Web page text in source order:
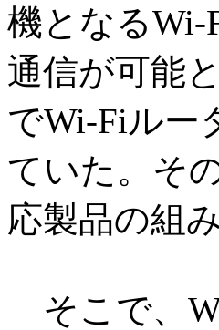
機となるWi-
通信が可能
でWi-Fiルー
ていた。そ
応製品の組
そこで、